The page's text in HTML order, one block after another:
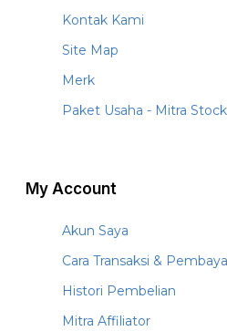
Kontak Kami
Site Map
Merk
Paket Usaha - Mitra
My Account
Akun Saya
Cara Transaksi &
Histori Pembelian
Mitra Affiliator